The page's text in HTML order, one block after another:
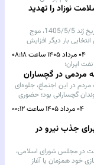
پرشور خدمت و
نوزاد را تهدید
همزمان با نزدیک شدن به تاریخ رُند 1405/5/5، موج
بار دیگر افزایش
کارشناسان سلامت،
با مخاطرات جدی مواجه کند۰۴ مرداد ۱۴۰۵ ساعت ۰۸:۱۸
ایران؛
در این اجتماع، جلوه‌ای
گچسارانی بود؛ حضوری
مردمی» برگزار شد و بر
در بام نفت ایران، مُهر۰۴ مرداد ۱۴۰۵ ساعت ۰۰:۱۲
جذب نیرو در
در مجلس شورای اسلامی،
خود همزمان با آغاز